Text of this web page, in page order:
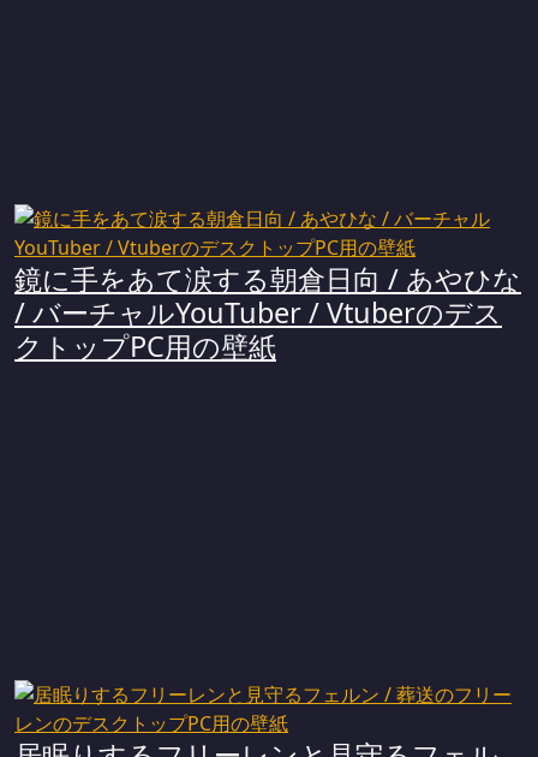
鏡に手をあて涙する朝倉日向 / あやひな
/ バーチャルYouTuber / Vtuberのデス
クトップPC用の壁紙